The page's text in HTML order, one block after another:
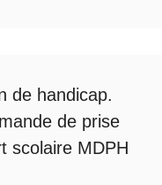
de handicap.
de prise
scolaire MDPH